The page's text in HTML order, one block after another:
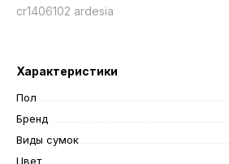
cr1406102 ardesia
Характеристики
Пол
Бренд
Виды сумок
Цвет